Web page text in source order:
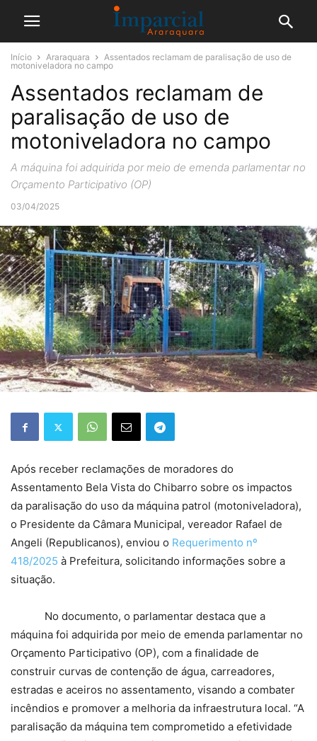
Início Araraquara
Assentados reclamam de paralisação de uso de
motoniveladora no campo
Assentados reclamam de
paralisação de uso de
motoniveladora no campo
A máquina foi adquirida por meio de emenda parlamentar no
Orçamento Participativo (OP)
03/04/2025
Após receber reclamações de moradores do
Assentamento Bela Vista do Chibarro sobre os impactos
da paralisação do uso da máquina patrol (motoniveladora),
o Presidente da Câmara Municipal, vereador Rafael de
Angeli (Republicanos), enviou o Requerimento nº
418/2025 à Prefeitura, solicitando informações sobre a
situação.
No documento, o parlamentar destaca que a
máquina foi adquirida por meio de emenda parlamentar no
Orçamento Participativo (OP), com a finalidade de
construir curvas de contenção de água, carreadores,
estradas e aceiros no assentamento, visando a combater
incêndios e promover a melhoria da infraestrutura local. “A
paralisação da máquina tem comprometido a efetividade